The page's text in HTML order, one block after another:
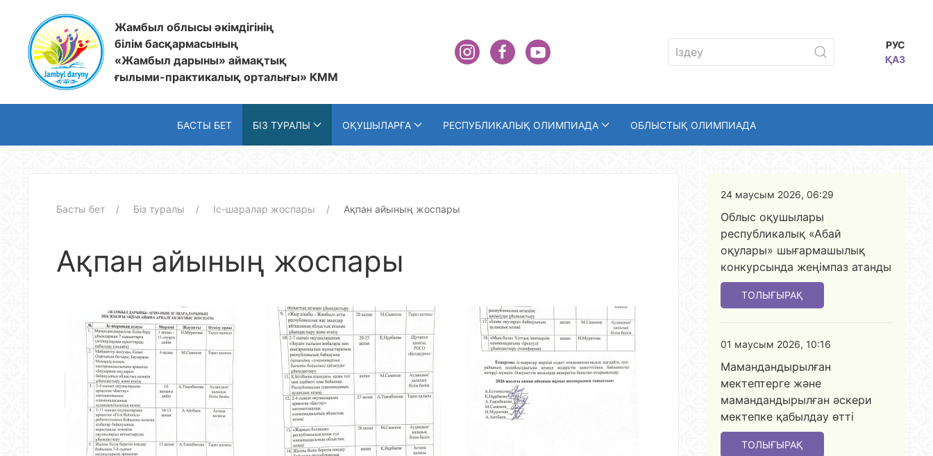
Жамбыл облысы әкімдігінің
білім басқармасының
«Жамбыл дарыны» аймақтық
ғылыми-практикалық орталығы» КММ
РУС
ҚАЗ
БАСТЫ БЕТ БІЗ ТУРАЛЫ ОҚУШЫЛАРҒА РЕСПУБЛИКАЛЫҚ ОЛИМПИАДА ОБЛЫСТЫҚ ОЛИМПИАДА
Басты бет Біз туралы Іс-шаралар жоспары Ақпан айының жоспары
Ақпан айының жоспары
24 маусым 2026, 06:29
Облыс оқушылары
республикалық «Абай
оқулары» шығармашылық
конкурсында жеңімпаз атанды
ТОЛЫҒЫРАҚ
01 маусым 2026, 10:16
Мамандандырылған
мектептерге және
мамандандырылған әскери
мектепке қабылдау өтті
ТОЛЫҒЫРАҚ